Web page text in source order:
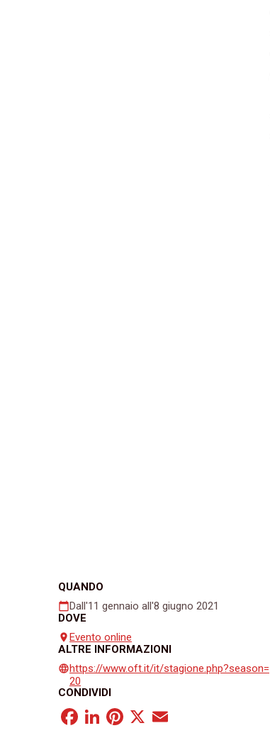
QUANDO
calendar_todayDall'11 gennaio all'8 giugno 2021
DOVE
placeEvento online
ALTRE INFORMAZIONI
languagehttps://www.oft.it/it/stagione.php?season=
20
CONDIVIDI
Facebook
LinkedIn
Pinterest
X